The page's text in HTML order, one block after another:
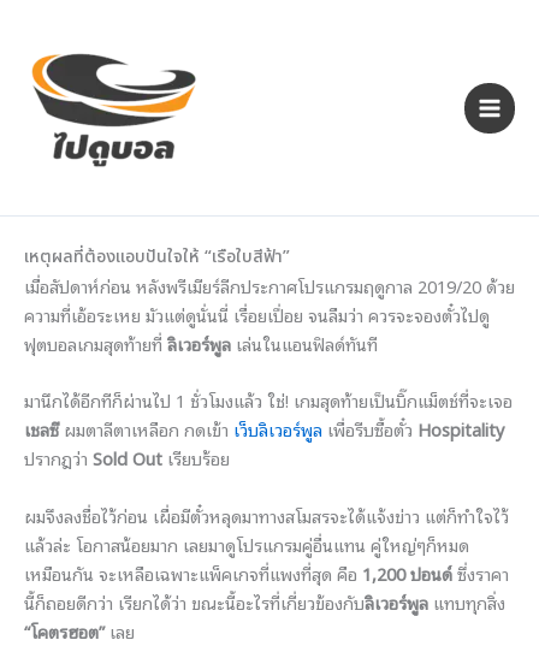
content
เหตุผลที่ต้องแอบปันใจให้ “เรือใบสีฟ้า”
เมื่อสัปดาห์ก่อน หลังพรีเมียร์ลีกประกาศโปรแกรมฤดูกาล 2019/20 ด้วย
ความที่เอ้อระเหย มัวแต่ดูนั่นนี่ เรื่อยเปื่อย จนลืมว่า ควรจะจองตั๋วไปดู
ฟุตบอลเกมสุดท้ายที่ ลิเวอร์พูล เล่นในแอนฟิลด์ทันที
มานึกได้อีกทีก็ผ่านไป 1 ชั่วโมงแล้ว ใช่! เกมสุดท้ายเป็นบิ๊กแม็ตช์ที่จะเจอ
เชลซีผมตาลีตาเหลือก กดเข้า เว็บลิเวอร์พูล เพื่อรีบซื้อตั๋ว Hospitality
ปรากฎว่า Sold Out เรียบร้อย
ผมจึงลงชื่อไว้ก่อน เผื่อมีตั๋วหลุดมาทางสโมสรจะได้แจ้งข่าว แต่ก็ทำใจไว้
แล้วล่ะ โอกาสน้อยมาก เลยมาดูโปรแกรมคู่อื่นแทน คู่ใหญ่ๆก็หมด
เหมือนกัน จะเหลือเฉพาะแพ็คเกจที่แพงที่สุด คือ 1,200 ปอนด์ซึ่งราคา
นี้ก็ถอยดีกว่า เรียกได้ว่า ขณะนี้อะไรที่เกี่ยวข้องกับลิเวอร์พูล แทบทุกสิ่ง
“โคตรฮอต”เลย